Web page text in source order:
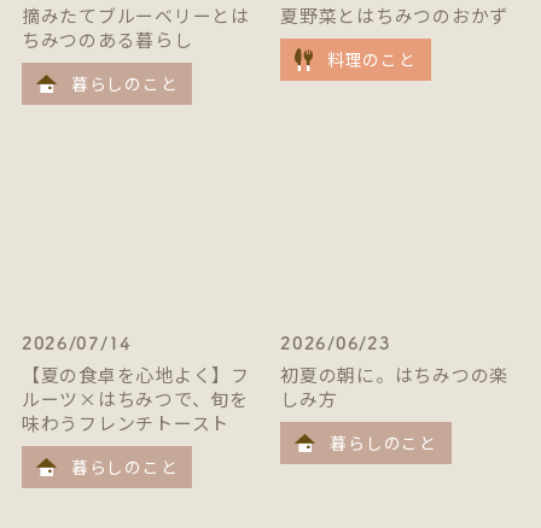
摘みたてブルーベリーとは
ちみつのある暮らし
暮らしのこと
夏野菜とはちみつのおかず
料理のこと
2026/07/14
【夏の食卓を心地よく】フ
ルーツ×はちみつで、旬を
味わうフレンチトースト
暮らしのこと
2026/06/23
初夏の朝に。はちみつの楽
しみ方
暮らしのこと